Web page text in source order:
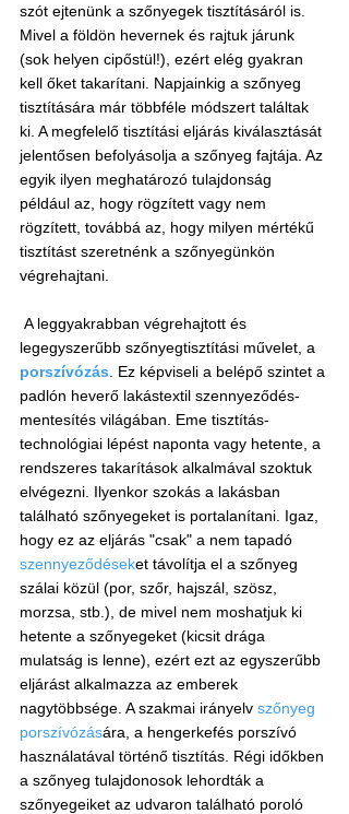
szót ejtenünk a szőnyegek tisztításáról is.
Mivel a földön hevernek és rajtuk járunk
(sok helyen cipőstül!), ezért elég gyakran
kell őket takarítani. Napjainkig a szőnyeg
tisztítására már többféle módszert találtak
ki. A megfelelő tisztítási eljárás kiválasztását
jelentősen befolyásolja a szőnyeg fajtája. Az
egyik ilyen meghatározó tulajdonság
például az, hogy rögzített vagy nem
rögzített, továbbá az, hogy milyen mértékű
tisztítást szeretnénk a szőnyegünkön
végrehajtani.
legegyszerűbb szőnyegtisztítási művelet, a
porszívózás . Ez képviseli a belépő szintet a
padlón heverő lakástextil szennyeződés-
mentesítés világában. Eme tisztítás-
technológiai lépést naponta vagy hetente, a
rendszeres takarítások alkalmával szoktuk
elvégezni. Ilyenkor szokás a lakásban
található szőnyegeket is portalanítani. Igaz,
hogy ez az eljárás "csak" a nem tapadó
szennyeződéseket távolítja el a szőnyeg
szálai közül (por, szőr, hajszál, szösz,
morzsa, stb.), de mivel nem moshatjuk ki
hetente a szőnyegeket (kicsit drága
mulatság is lenne), ezért ezt az egyszerűbb
eljárást alkalmazza az emberek
nagytöbbsége. A szakmai irányelv szőnyeg
porszívózására, a hengerkefés porszívó
használatával történő tisztítás. Régi időkben
a szőnyeg tulajdonosok lehordták a
szőnyegeiket az udvaron található poroló